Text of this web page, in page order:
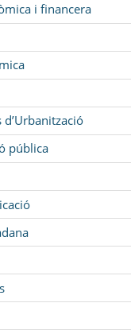
i financera
pública